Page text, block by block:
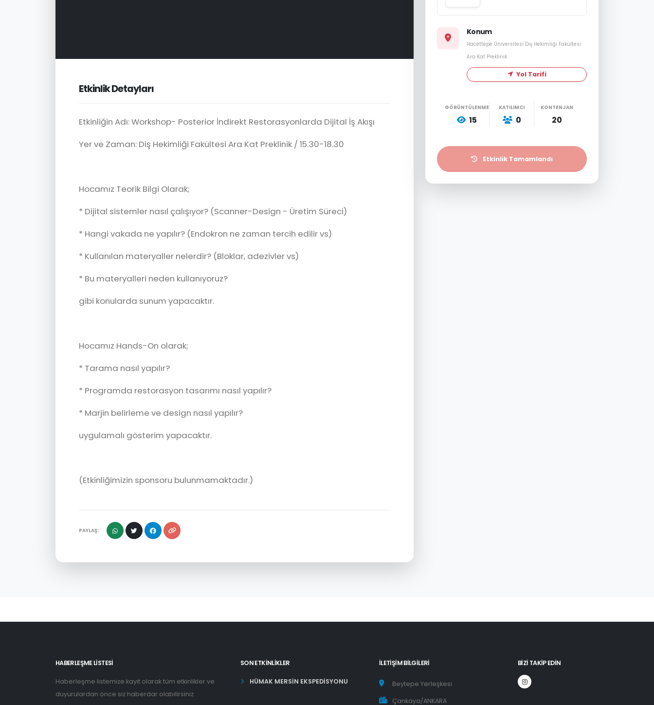
Etkinlik Detayları
Etkinliğin Adı: Workshop- Posterior İndirekt Restorasyonlarda Dijital İş Akışı
Yer ve Zaman: Diş Hekimliği Fakültesi Ara Kat Preklinik / 15.30-18.30
Hocamız Teorik Bilgi Olarak;
* Dijital sistemler nasıl çalışıyor? (Scanner-Design - Üretim Süreci)
* Hangi vakada ne yapılır? (Endokron ne zaman tercih edilir vs)
* Kullanılan materyaller nelerdir? (Bloklar, adezivler vs)
* Bu materyalleri neden kullanıyoruz?
gibi konularda sunum yapacaktır.
Hocamız Hands-On olarak;
* Tarama nasıl yapılır?
* Programda restorasyon tasarımı nasıl yapılır?
* Marjin belirleme ve design nasıl yapılır?
uygulamalı gösterim yapacaktır.
(Etkinliğimizin sponsoru bulunmamaktadır.)
PAYLAŞ:
Konum
Hacettepe Üniversitesi Diş Hekimliği Fakültesi
Ara Kat Preklinik
Yol Tarifi
GÖRÜNTÜLENME
15
KATILIMCI
0
KONTENJAN
20
Etkinlik Tamamlandı
HABERLEŞME LİSTESİ
Haberleşme listemize kayıt olarak tüm etkinlikler ve
duyurulardan önce siz haberdar olabilirsiniz
SON ETKINLIKLER
HÜMAK MERSİN EKSPEDİSYONU
İLETIŞIM BILGILERI
Beytepe Yerleşkesi
Çankaya/ANKARA
BIZI TAKIP EDIN